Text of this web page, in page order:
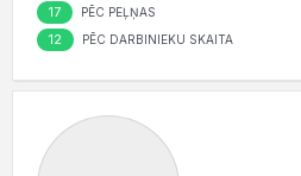
17 PĒC PEĻŅAS
12 PĒC DARBINIEKU SKAITA